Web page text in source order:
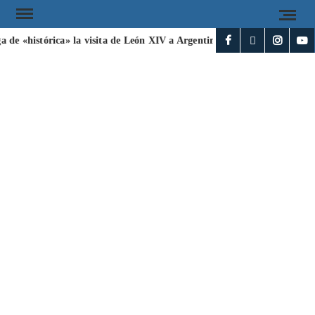
de «histórica» la visita de León XIV a Argentina Irán y Omán